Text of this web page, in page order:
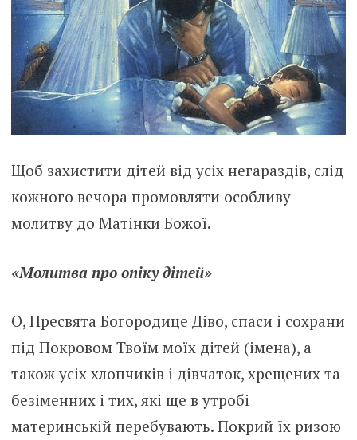
Щоб захистити дітей від усіх негараздів, слід
кожного вечора промовляти особливу
молитву до Матінки Божої.
«Молитва про опіку дітей»
О, Пресвята Богородице Діво, спаси і сохрани
під Покровом Твоїм моїх дітей (імена), а
також усіх хлопчиків і дівчаток, хрещених та
безіменних і тих, які ще в утробі
материнській перебувають. Покрий їх ризою